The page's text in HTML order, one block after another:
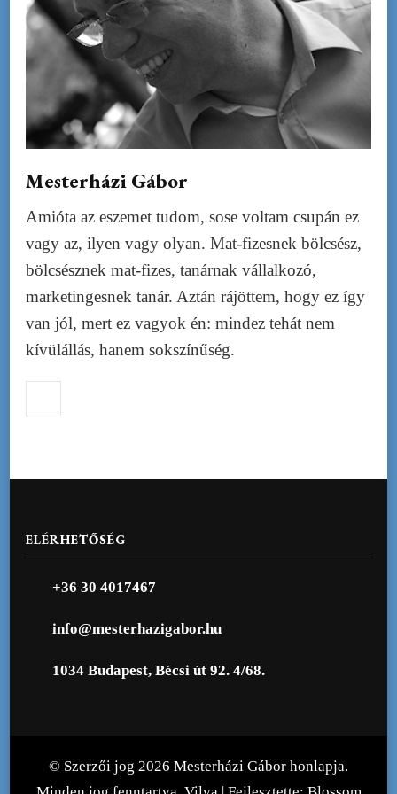
Mesterházi Gábor
Amióta az eszemet tudom, sose voltam csupán ez
vagy az, ilyen vagy olyan. Mat-fizesnek bölcsész,
bölcsésznek mat-fizes, tanárnak vállalkozó,
marketingesnek tanár. Aztán rájöttem, hogy ez így
van jól, mert ez vagyok én: mindez tehát nem
kívülállás, hanem sokszínűség.
ELÉRHETŐSÉG
+36 30 4017467
info@mesterhazigabor.hu
1034 Budapest, Bécsi út 92. 4/68.
© Szerzői jog 2026 Mesterházi Gábor honlapja.